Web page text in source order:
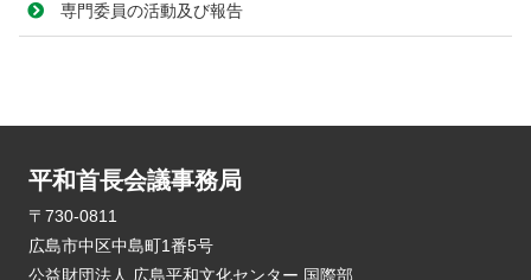
専門委員の活動及び報告
平和首長会議事務局